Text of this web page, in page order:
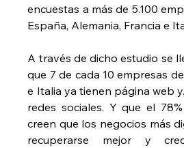
encuestas a más de 5.100
España, Alemania, Francia e
A través de dicho estudio se
que 7 de cada 10 empresas
e Italia ya tienen página web
redes sociales. Y que el
creen que los negocios más
recuperarse mejor y